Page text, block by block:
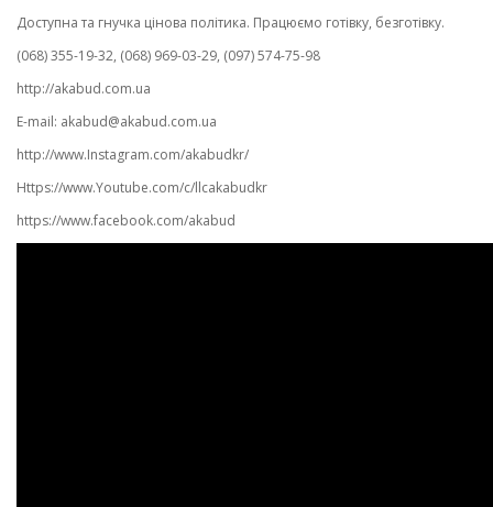
Доступна та гнучка цінова політика. Працюємо готівку, безготівку.
(068) 355-19-32, (068) 969-03-29, (097) 574-75-98
http://akabud.com.ua
E-mail: akabud@akabud.com.ua
http://www.Instagram.com/akabudkr/
Https://www.Youtube.com/c/llcakabudkr ⠀
https://www.facebook.com/akabud